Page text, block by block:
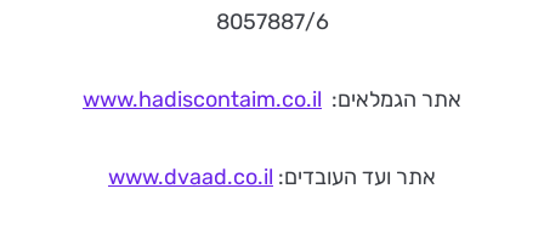
8057887/6
אתר הגמלאים: www.hadiscontaim.co.il
אתר ועד העובדים: www.dvaad.co.il